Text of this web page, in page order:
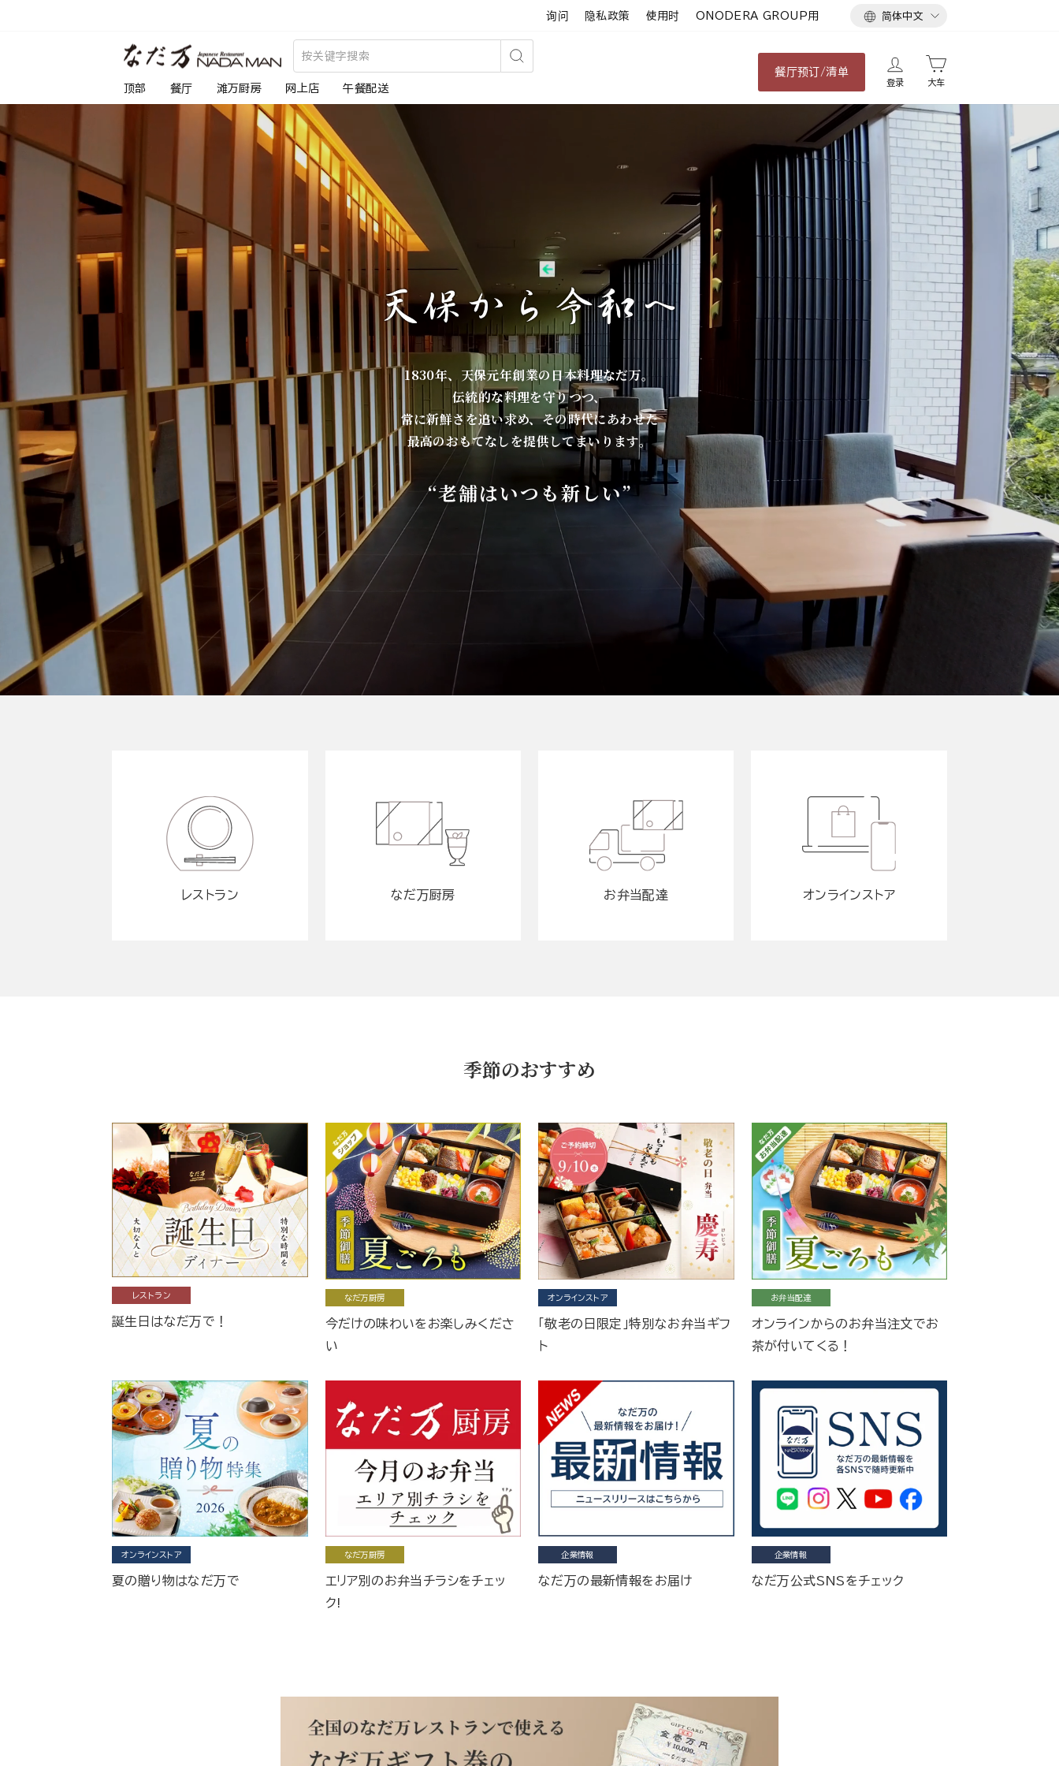
询问 隐私政策 使用时 ONODERA GROUP用
语
简体中文
な
だ
万
搜
顶部 餐厅 滩万厨房 网上店 午餐配送
餐厅预订/清单
登录 大车
1830年、天保元年創業の日本料理なだ万。
伝統的な料理を守りつつ、
常に新鮮さを追い求め、その時代にあわせた
最高のおもてなしを提供してまいります。
“老舗はいつも新しい”
レストラン なだ万厨房 お弁当配達 オンラインストア
季節のおすすめ
レストラン
誕生日はなだ万で！
なだ万厨房
今だけの味わいをお楽しみくださ
い
オンラインストア
「敬老の日限定」特別なお弁当ギフ
ト
お弁当配達
オンラインからのお弁当注文でお
茶が付いてくる！
オンラインストア
夏の贈り物はなだ万で
なだ万厨房
エリア別のお弁当チラシをチェッ
ク!
企業情報
なだ万の最新情報をお届け
企業情報
なだ万公式SNSをチェック